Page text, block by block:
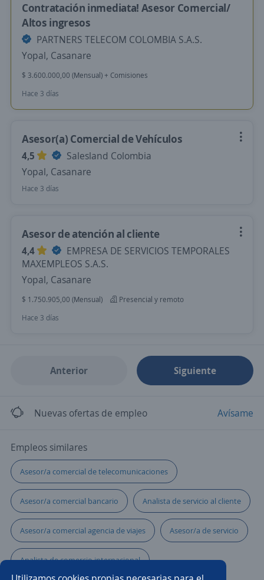
Contratación inmediata! Asesor Comercial/
Altos ingresos
PARTNERS TELECOM COLOMBIA S.A.S.
Yopal, Casanare
$ 3.600.000,00 (Mensual) + Comisiones
Hace 3 días
Asesor(a) Comercial de Vehículos
4,5
Salesland Colombia
Yopal, Casanare
Hace 3 días
Asesor de atención al cliente
4,4
EMPRESA DE SERVICIOS TEMPORALES
MAXEMPLEOS S.A.S.
Yopal, Casanare
$ 1.750.905,00 (Mensual)
Presencial y remoto
Hace 3 días
Anterior Siguiente
Nuevas ofertas de empleo Avísame
Empleos similares
Asesor/a comercial de telecomunicaciones
Asesor/a comercial bancario Analista de servicio al cliente
Asesor/a comercial agencia de viajes Asesor/a de servicio
Analista de comercio internacional